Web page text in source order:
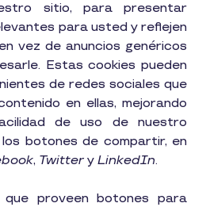
sitio, para presentar
para usted y reflejen
vez de anuncios genéricos
Estas cookies pueden
de redes sociales que
en ellas, mejorando
de uso de nuestro
botones de compartir, en
, Twitter y LinkedIn.
proveen botones para